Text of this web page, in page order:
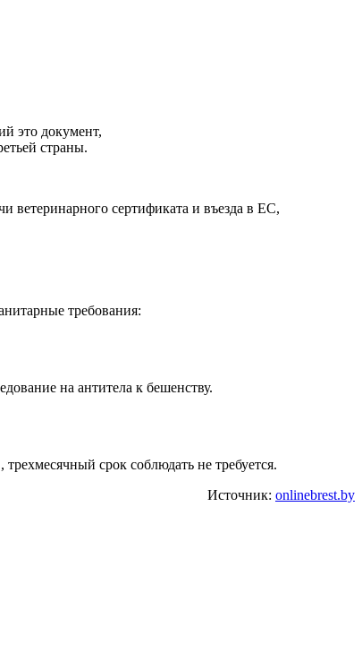
это документ,
страны.
ветеринарного сертификата и въезда в ЕС,
требования:
на антитела к бешенству.
срок соблюдать не требуется.
Источник: onlinebrest.by